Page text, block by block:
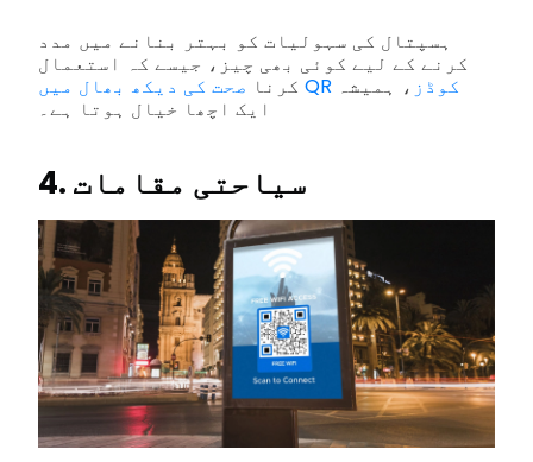
ہسپتال کی سہولیات کو بہتر بنانے میں مدد
کرنے کے لیے کوئی بھی چیز، جیسے کہ استعمال
کرنا
صحت کی دیکھ بھال میں QR کوڈز ، ہمیشہ
ایک اچھا خیال ہوتا ہے۔
4. سیاحتی مقامات